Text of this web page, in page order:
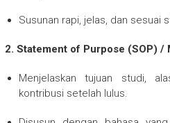
Susunan rapi, jelas, dan sesuai
2. Statement of Purpose (SOP) /
Menjelaskan tujuan studi,
kontribusi setelah lulus.